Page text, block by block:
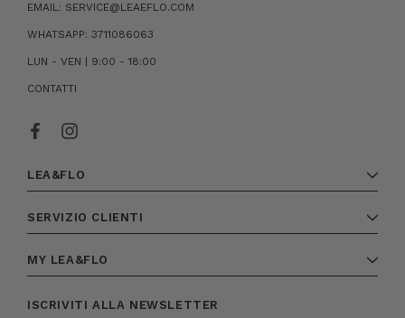
EMAIL: SERVICE@LEAEFLO.COM
WHATSAPP: 3711086063
LUN - VEN | 9:00 - 18:00
CONTATTI
LEA&FLO
SERVIZIO CLIENTI
MY LEA&FLO
ISCRIVITI ALLA NEWSLETTER